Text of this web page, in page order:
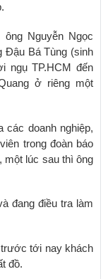
Nguyễn Ngọc
Đậu Bá Tùng (sinh
ngụ TP.HCM đến
ở riêng một
các doanh nghiệp,
trong đoàn báo
một lúc sau thì ông
đang điều tra làm
tới nay khách
đồ.